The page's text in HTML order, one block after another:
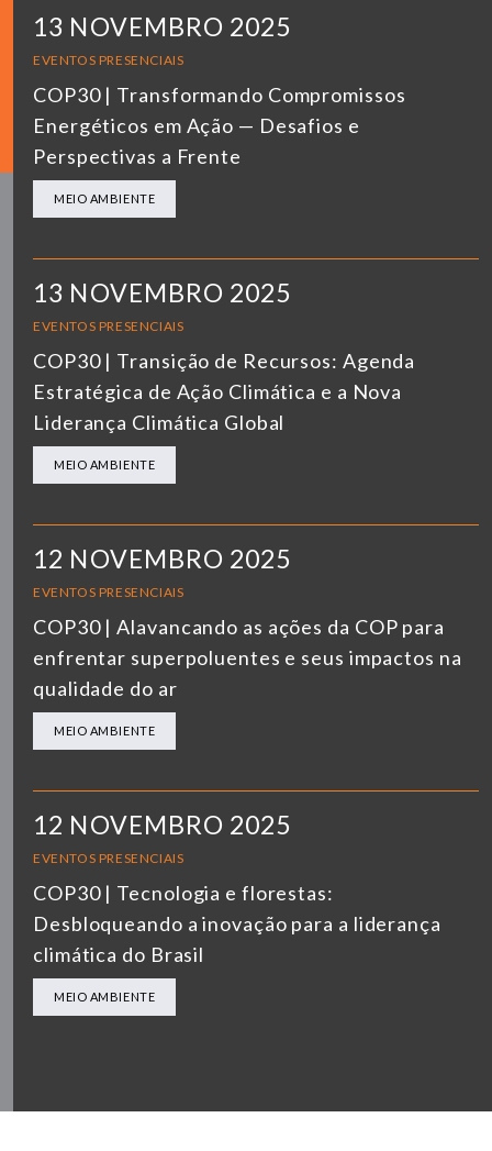
13 NOVEMBRO 2025
EVENTOS PRESENCIAIS
COP30 | Transformando Compromissos
Energéticos em Ação — Desafios e
Perspectivas a Frente
MEIO AMBIENTE
13 NOVEMBRO 2025
EVENTOS PRESENCIAIS
COP30 | Transição de Recursos: Agenda
Estratégica de Ação Climática e a Nova
Liderança Climática Global
MEIO AMBIENTE
12 NOVEMBRO 2025
EVENTOS PRESENCIAIS
COP30 | Alavancando as ações da COP para
enfrentar superpoluentes e seus impactos na
qualidade do ar
MEIO AMBIENTE
12 NOVEMBRO 2025
EVENTOS PRESENCIAIS
COP30 | Tecnologia e florestas:
Desbloqueando a inovação para a liderança
climática do Brasil
MEIO AMBIENTE